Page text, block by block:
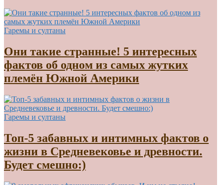
Гаремы и султаны
Они такие странные! 5 интересных
фактов об одном из самых жутких
племён Южной Америки
Гаремы и султаны
Топ-5 забавных и интимных фактов о
жизни в Средневековье и древности.
Будет смешно:)